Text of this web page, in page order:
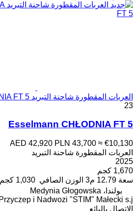
العربات المقطورة شاحنة التبريد Esselmann CHŁODNIA FT 5
23
Esselmann CHŁODNIA FT 5
AED 42,920 PLN 43,700 ≈ €10,130
العربات المقطورة شاحنة التبريد
2025
1,670 كجم
سعة 12.79 م3 الوزن الصافي 1,030 كجم
بولندا، Medynia Głogowska
i Nadwozi "STIM" Małecki s.j.
الاتصال بالبائع